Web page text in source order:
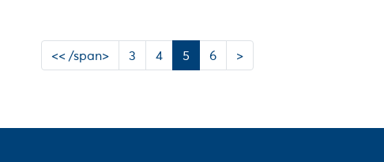
<< /span>Left3 4 5 6 >Next